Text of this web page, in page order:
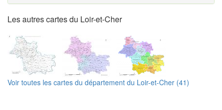
Les autres cartes du Loir-et-Cher
Voir toutes les cartes du département du Loir-et-Cher (41)